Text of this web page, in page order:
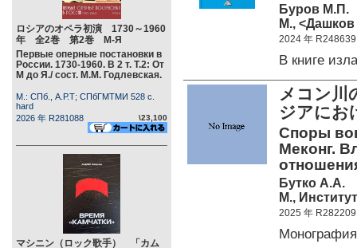
ロシアのオペラ初演 1730～1960
年 全2巻 第2巻 М-Я
Первые оперные постановки в
России. 1730-1960. В 2 т. Т.2: От
М до Я./ сост. М.М. Годлевская.
М.: СПб., А.Р.Т; СПбГМТМИ 528 c.
hard
2026 年 R281088
\23,100
マシニン（ロック歌手） 「カム
Буров М.П.
М., <Дашков
2024 年 R248639
В книге
メコン川
ジアにお
Споры
Меконг.
Бутко А.А.
М.,
2025 年 R282209